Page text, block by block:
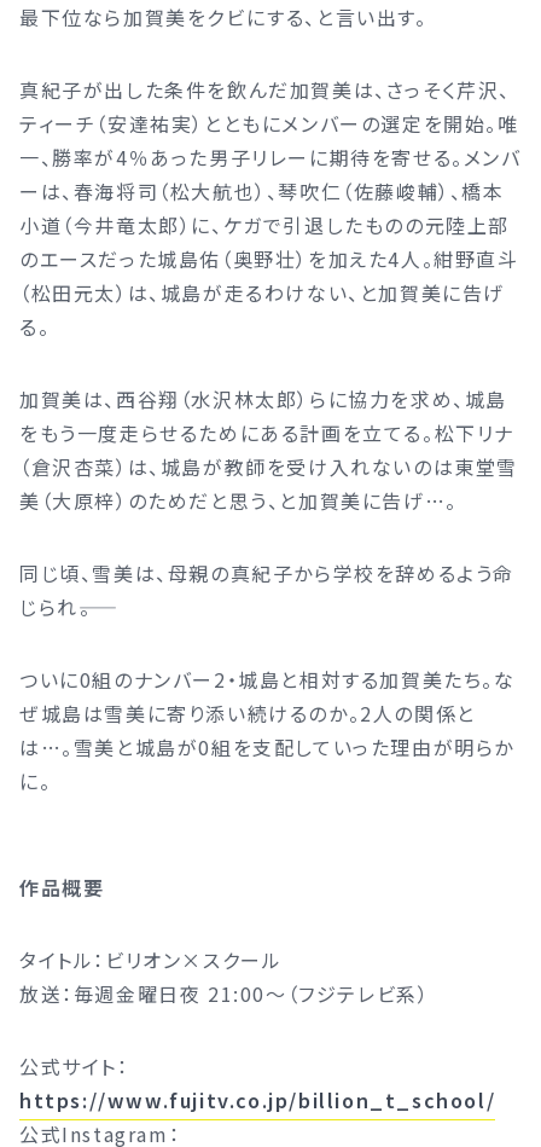
最下位なら加賀美をクビにする、と言い出す。
真紀子が出した条件を飲んだ加賀美は、さっそく芹沢、
ティーチ（安達祐実）とともにメンバーの選定を開始。唯
一、勝率が4％あった男子リレーに期待を寄せる。メンバ
ーは、春海将司（松大航也）、琴吹仁（佐藤峻輔）、橋本
小道（今井竜太郎）に、ケガで引退したものの元陸上部
のエースだった城島佑（奥野壮）を加えた4人。紺野直斗
（松田元太）は、城島が走るわけない、と加賀美に告げ
る。
加賀美は、西谷翔（水沢林太郎）らに協力を求め、城島
をもう一度走らせるためにある計画を立てる。松下リナ
（倉沢杏菜）は、城島が教師を受け入れないのは東堂雪
美（大原梓）のためだと思う、と加賀美に告げ…。
同じ頃、雪美は、母親の真紀子から学校を辞めるよう命
じられ――。
ついに0組のナンバー2・城島と相対する加賀美たち。な
ぜ城島は雪美に寄り添い続けるのか。2人の関係と
は…。雪美と城島が0組を支配していった理由が明らか
に。
作品概要
タイトル：ビリオン×スクール
放送：毎週金曜日夜 21:00〜（フジテレビ系）
公式サイト：​
https://www.fujitv.co.jp/billion_t_school/
公式Instagram：